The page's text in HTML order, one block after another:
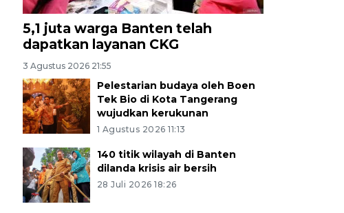
5,1 juta warga Banten telah
dapatkan layanan CKG
3 Agustus 2026 21:55
Pelestarian budaya oleh Boen
Tek Bio di Kota Tangerang
wujudkan kerukunan
1 Agustus 2026 11:13
140 titik wilayah di Banten
dilanda krisis air bersih
28 Juli 2026 18:26